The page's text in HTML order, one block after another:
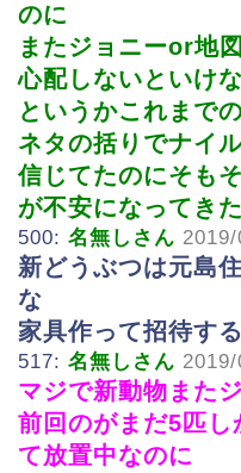
のに
またジョニーor地
心配しないといけ
というかこれまで
ネタの括りでナイ
信じてたのにそも
が不安になってき
500: 名無しさん
新どうぶつは元島
な
家具作って招待す
517: 名無しさん
マジで新動物また
前回のがまだ5匹し
て放置中なのに